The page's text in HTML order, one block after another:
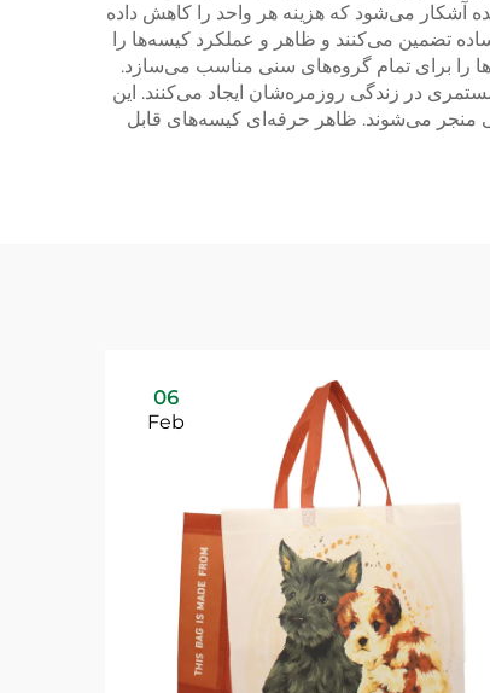
آشکار می‌شود که هزینه هر واحد را کاهش داده
تضمین می‌کنند و ظاهر و عملکرد کیسه‌ها را
را برای تمام گروه‌های سنی مناسب می‌سازد.
در زندگی روزمره‌شان ایجاد می‌کنند. این
منجر می‌شوند. ظاهر حرفه‌ای کیسه‌های قابل
06
Feb